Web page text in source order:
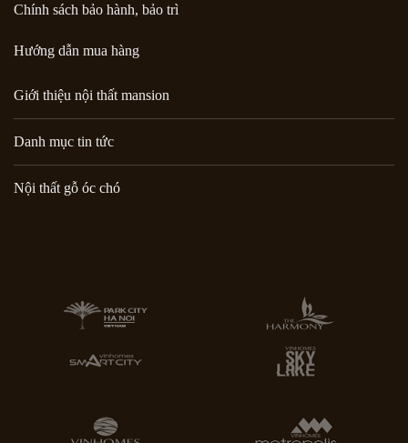
Chính sách bảo hành, bảo trì
Hướng dẫn mua hàng
Giới thiệu nội thất mansion
Danh mục tin tức
Nội thất gỗ óc chó